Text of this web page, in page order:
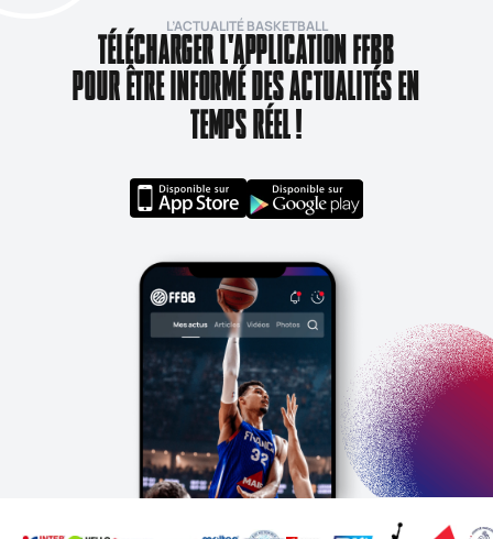
L’ACTUALITÉ BASKETBALL
TÉLÉCHARGER L'APPLICATION FFBB
POUR ÊTRE INFORMÉ DES ACTUALITÉS EN
TEMPS RÉEL !